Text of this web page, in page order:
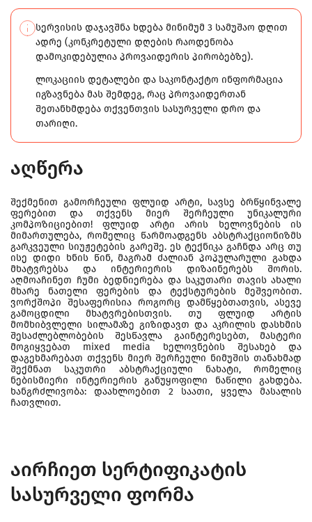
სერვისის დაჯავშნა ხდება მინიმუმ 3 სამუშაო დღით
ადრე (კონკრეტული დღების რაოდენობა
დამოკიდებულია პროვაიდერის პირობებზე).
ლოკაციის დეტალები და საკონტაქტო ინფორმაცია
იგზავნება მას შემდეგ, რაც პროვაიდერთან
შეთანხმდება თქვენთვის სასურველი დრო და
თარიღი.
აღწერა
შექმენით გამორჩეული ფლუიდ არტი, სავსე ბრწყინვალე
ფერებით და თქვენს მიერ შერჩეული უნიკალური
კომპოზიციებით! ფლუიდ არტი არის ხელოვნების ის
მიმართულება, რომელიც წარმოადგენს აბსტრაქციონიზმს
გარკვეული სიუჟეტების გარეშე. ეს ტექნიკა გაჩნდა არც თუ
ისე დიდი ხნის წინ, მაგრამ ძალიან პოპულარული გახდა
მხატვრებსა და ინტერიერის დიზაინერებს შორის.
აღმოაჩინეთ ჩუმი ბედნიერება და საკუთარი თავის ახალი
მხარე ნათელი ფერების და ტექსტურების მეშვეობით.
ვორქშოპი შესაფერისია როგორც დამწყებთათვის, ასევე
გამოცდილი მხატვრებისთვის. თუ ფლუიდ არტის
მომხიბვლელი სილამაზე გიზიდავთ და აკრილის დასხმის
შესაძლებლობების შესწავლა გაინტერესებთ, მასტერი
მოგიყვებათ mixed media ხელოვნების შესახებ და
დაგეხმარებათ თქვენს მიერ შერჩეული ნიმუშის თანახმად
შექმნათ საკუთრი აბსტრაქციული ნახატი, რომელიც
ნებისმიერი ინტერიერის განუყოფილი ნაწილი გახდება.
ხანგრძლივობა: დაახლოებით 2 საათი, ყველა მასალის
ჩათვლით.
აირჩიეთ სერტიფიკატის
სასურველი ფორმა